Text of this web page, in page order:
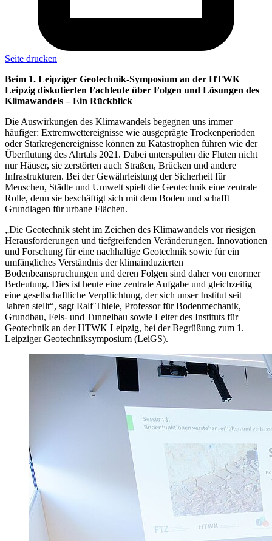
Seite drucken
Beim 1. Leipziger Geotechnik-Symposium an der HTWK
Leipzig diskutierten Fachleute über Folgen und Lösungen des
Klimawandels – Ein Rückblick
Die Auswirkungen des Klimawandels begegnen uns immer
häufiger: Extremwettereignisse wie ausgeprägte Trockenperioden
oder Starkregenereignisse können zu Katastrophen führen wie der
Überflutung des Ahrtals 2021. Dabei unterspülten die Fluten nicht
nur Häuser, sie zerstörten auch Straßen, Brücken und andere
Infrastrukturen. Bei der Gewährleistung der Sicherheit für
Menschen, Städte und Umwelt spielt die Geotechnik eine zentrale
Rolle, denn sie beschäftigt sich mit dem Boden und schafft
Grundlagen für urbane Flächen.
„Die Geotechnik steht im Zeichen des Klimawandels vor riesigen
Herausforderungen und tiefgreifenden Veränderungen. Innovationen
und Forschung für eine nachhaltige Geotechnik sowie für ein
umfängliches Verständnis der klimainduzierten
Bodenbeanspruchungen und deren Folgen sind daher von enormer
Bedeutung. Dies ist heute eine zentrale Aufgabe und gleichzeitig
eine gesellschaftliche Verpflichtung, der sich unser Institut seit
Jahren stellt“, sagt Ralf Thiele, Professor für Bodenmechanik,
Grundbau, Fels- und Tunnelbau sowie Leiter des Instituts für
Geotechnik an der HTWK Leipzig, bei der Begrüßung zum 1.
Leipziger Geotechniksymposium (LeiGS).